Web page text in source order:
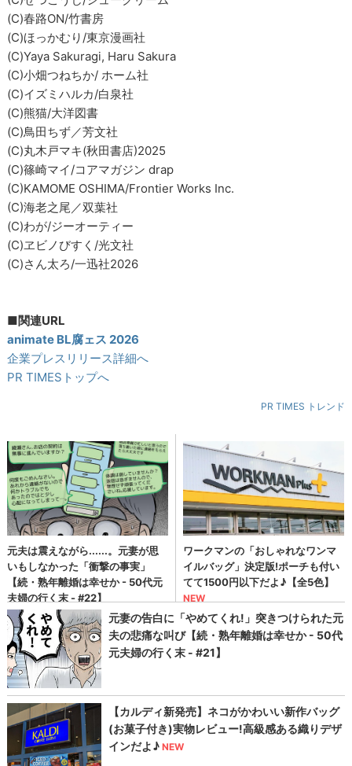
(C)春路ON/竹書房
(C)ほっかむり/東京漫画社
(C)Yaya Sakuragi, Haru Sakura
(C)小畑つねちか/ ホーム社
(C)イズミハルカ/白泉社
(C)熊猫/大洋図書
(C)鳥田ちず／芳文社
(C)丸木戸マキ(秋田書店)2025
(C)篠崎マイ/コアマガジン drap
(C)KAMOME OSHIMA/Frontier Works Inc.
(C)海老之尾／双葉社
(C)わが/ジーオーティー
(C)ヱビノびすく/光文社
(C)さん太ろ/一迅社2026
■関連URL
animate BL腐ェス 2026
企業プレスリリース詳細へ
PR TIMESトップへ
PR TIMES トレンド